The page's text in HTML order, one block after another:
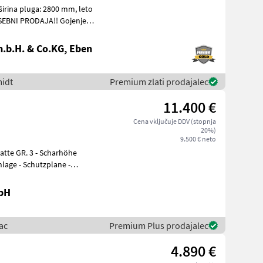
& Co.KG, Eben
Premium zlati prodajalec
11.400 €
Cena vključuje DDV (stopnja
20%)
9.500 € neto
Premium Plus prodajalec
4.890 €